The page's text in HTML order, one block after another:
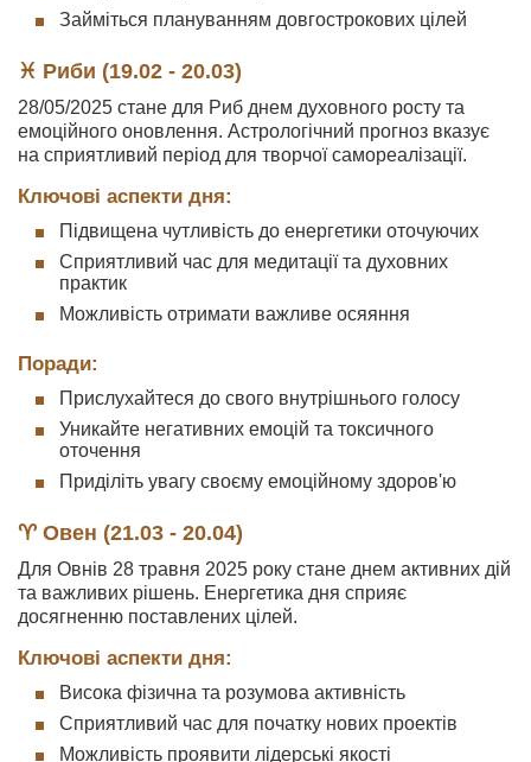
Займіться плануванням довгострокових цілей
♓ Риби (19.02 - 20.03)
28/05/2025 стане для Риб днем духовного росту та
емоційного оновлення. Астрологічний прогноз вказує
на сприятливий період для творчої самореалізації.
Ключові аспекти дня:
Підвищена чутливість до енергетики оточуючих
Сприятливий час для медитації та духовних
практик
Можливість отримати важливе осяяння
Поради:
Прислухайтеся до свого внутрішнього голосу
Уникайте негативних емоцій та токсичного
оточення
Приділіть увагу своєму емоційному здоров'ю
♈ Овен (21.03 - 20.04)
Для Овнів 28 травня 2025 року стане днем активних дій
та важливих рішень. Енергетика дня сприяє
досягненню поставлених цілей.
Ключові аспекти дня:
Висока фізична та розумова активність
Сприятливий час для початку нових проектів
Можливість проявити лідерські якості